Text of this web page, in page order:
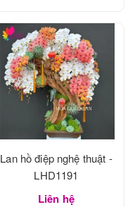
Lan hồ điệp nghệ thuật -
LHD1191
Liên hệ